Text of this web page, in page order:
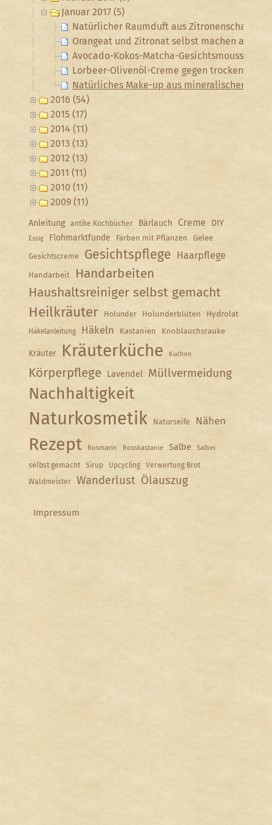
Januar 2017 (5)
Natürlicher Raumduft aus Zitronenschalen
Orangeat und Zitronat selbst machen aus
Avocado-Kokos-Matcha-Gesichtsmousse
Lorbeer-Olivenöl-Creme gegen trockene und
Natürliches Make-up aus mineralischen
2016 (54)
2015 (17)
2014 (11)
2013 (13)
2012 (13)
2011 (11)
2010 (11)
2009 (11)
Anleitung antike Kochbücher Bärlauch Creme DIY
Essig Flohmarktfunde Färben mit Pflanzen Gelee
Gesichtscreme Gesichtspflege Haarpflege
Handarbeit
Handarbeiten
Haushaltsreiniger selbst gemacht
Heilkräuter Holunder Holunderblüten Hydrolat
Häkelanleitung Häkeln Kastanien Knoblauchsrauke
Kräuter Kräuterküche Kuchen
Körperpflege Lavendel Müllvermeidung
Nachhaltigkeit
Naturkosmetik Naturseife Nähen
Rezept Rosmarin Rosskastanie Salbe Salbei
selbst gemacht Sirup Upcycling
Verwertung Brot
Waldmeister
Wanderlust Ölauszug
Impressum